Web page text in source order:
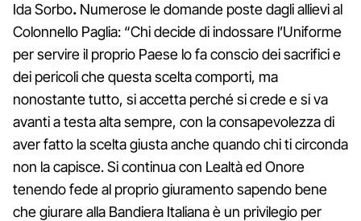
Ida Sorbo. Numerose le domande poste dagli allievi al
Colonnello Paglia: “Chi decide di indossare l’Uniforme
per servire il proprio Paese lo fa conscio dei sacrifici e
dei pericoli che questa scelta comporti, ma
nonostante tutto, si accetta perché si crede e si va
avanti a testa alta sempre, con la consapevolezza di
aver fatto la scelta giusta anche quando chi ti circonda
non la capisce. Si continua con Lealtà ed Onore
tenendo fede al proprio giuramento sapendo bene
che giurare alla Bandiera Italiana è un privilegio per